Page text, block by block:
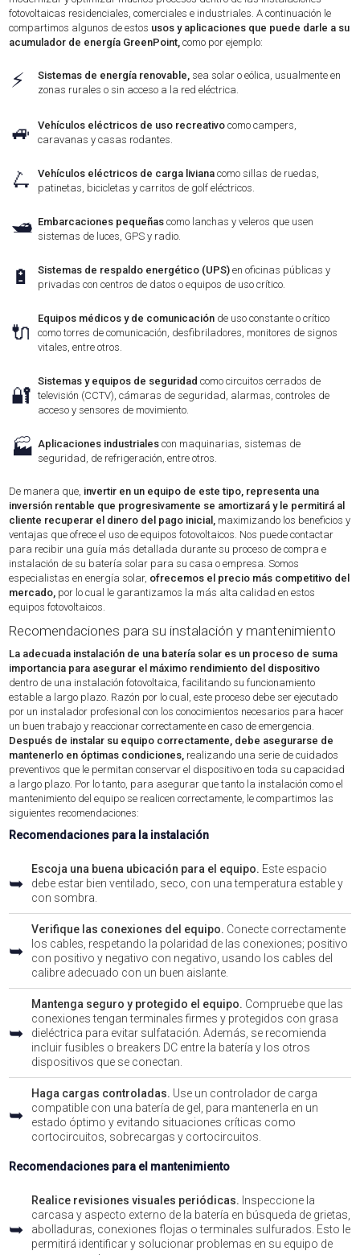
fotovoltaicas residenciales, comerciales e industriales. A continuación le
compartimos algunos de estos usos y aplicaciones que puede darle a su
acumulador de energía GreenPoint, como por ejemplo:
⚡ Sistemas de energía renovable, sea solar o eólica, usualmente en
zonas rurales o sin acceso a la red eléctrica.
🚙 Vehículos eléctricos de uso recreativo como campers,
caravanas y casas rodantes.
🛴 Vehículos eléctricos de carga liviana como sillas de ruedas,
patinetas, bicicletas y carritos de golf eléctricos.
🛥️ Embarcaciones pequeñascomo lanchas y veleros que usen
sistemas de luces, GPS y radio.
🔋 Sistemas de respaldo energético (UPS) en oficinas públicas y
privadas con centros de datos o equipos de uso crítico.
🔌
Equipos médicos y de comunicación de uso constante o crítico
como torres de comunicación, desfibriladores, monitores de signos
vitales, entre otros.
🔐
Sistemas y equipos de seguridad como circuitos cerrados de
televisión (CCTV), cámaras de seguridad, alarmas, controles de
acceso y sensores de movimiento.
🏭 Aplicaciones industrialescon maquinarias, sistemas de
seguridad, de refrigeración, entre otros.
De manera que, invertir en un equipo de este tipo, representa una
inversión rentable que progresivamente se amortizará y le permitirá al
cliente recuperar el dinero del pago inicial, maximizando los beneficios y
ventajas que ofrece el uso de equipos fotovoltaicos. Nos puede contactar
para recibir una guía más detallada durante su proceso de compra e
instalación de su batería solar para su casa o empresa. Somos
especialistas en energía solar, ofrecemos el precio más competitivo del
mercado, por lo cual le garantizamos la más alta calidad en estos
equipos fotovoltaicos.
Recomendaciones para su instalación y mantenimiento
La adecuada instalación de una batería solar es un proceso de suma
importancia para asegurar el máximo rendimiento del dispositivo
dentro de una instalación fotovoltaica, facilitando su funcionamiento
estable a largo plazo. Razón por lo cual, este proceso debe ser ejecutado
por un instalador profesional con los conocimientos necesarios para hacer
un buen trabajo y reaccionar correctamente en caso de emergencia.
Después de instalar su equipo correctamente, debe asegurarse de
mantenerlo en óptimas condiciones, realizando una serie de cuidados
preventivos que le permitan conservar el dispositivo en toda su capacidad
a largo plazo. Por lo tanto, para asegurar que tanto la instalación como el
mantenimiento del equipo se realicen correctamente, le compartimos las
siguientes recomendaciones:
Recomendaciones para la instalación
➥
Escoja una buena ubicación para el equipo. Este espacio
debe estar bien ventilado, seco, con una temperatura estable y
con sombra.
➥
Verifique las conexiones del equipo. Conecte correctamente
los cables, respetando la polaridad de las conexiones; positivo
con positivo y negativo con negativo, usando los cables del
calibre adecuado con un buen aislante.
➥
Mantenga seguro y protegido el equipo. Compruebe que las
conexiones tengan terminales firmes y protegidos con grasa
dieléctrica para evitar sulfatación. Además, se recomienda
incluir fusibles o breakers DC entre la batería y los otros
dispositivos que se conectan.
➥
Haga cargas controladas. Use un controlador de carga
compatible con una batería de gel, para mantenerla en un
estado óptimo y evitando situaciones críticas como
cortocircuitos, sobrecargas y cortocircuitos.
Recomendaciones para el mantenimiento
➥
Realice revisiones visuales periódicas. Inspeccione la
carcasa y aspecto externo de la batería en búsqueda de grietas,
abolladuras, conexiones flojas o terminales sulfurados. Esto le
permitirá identificar y solucionar problemas en su equipo de